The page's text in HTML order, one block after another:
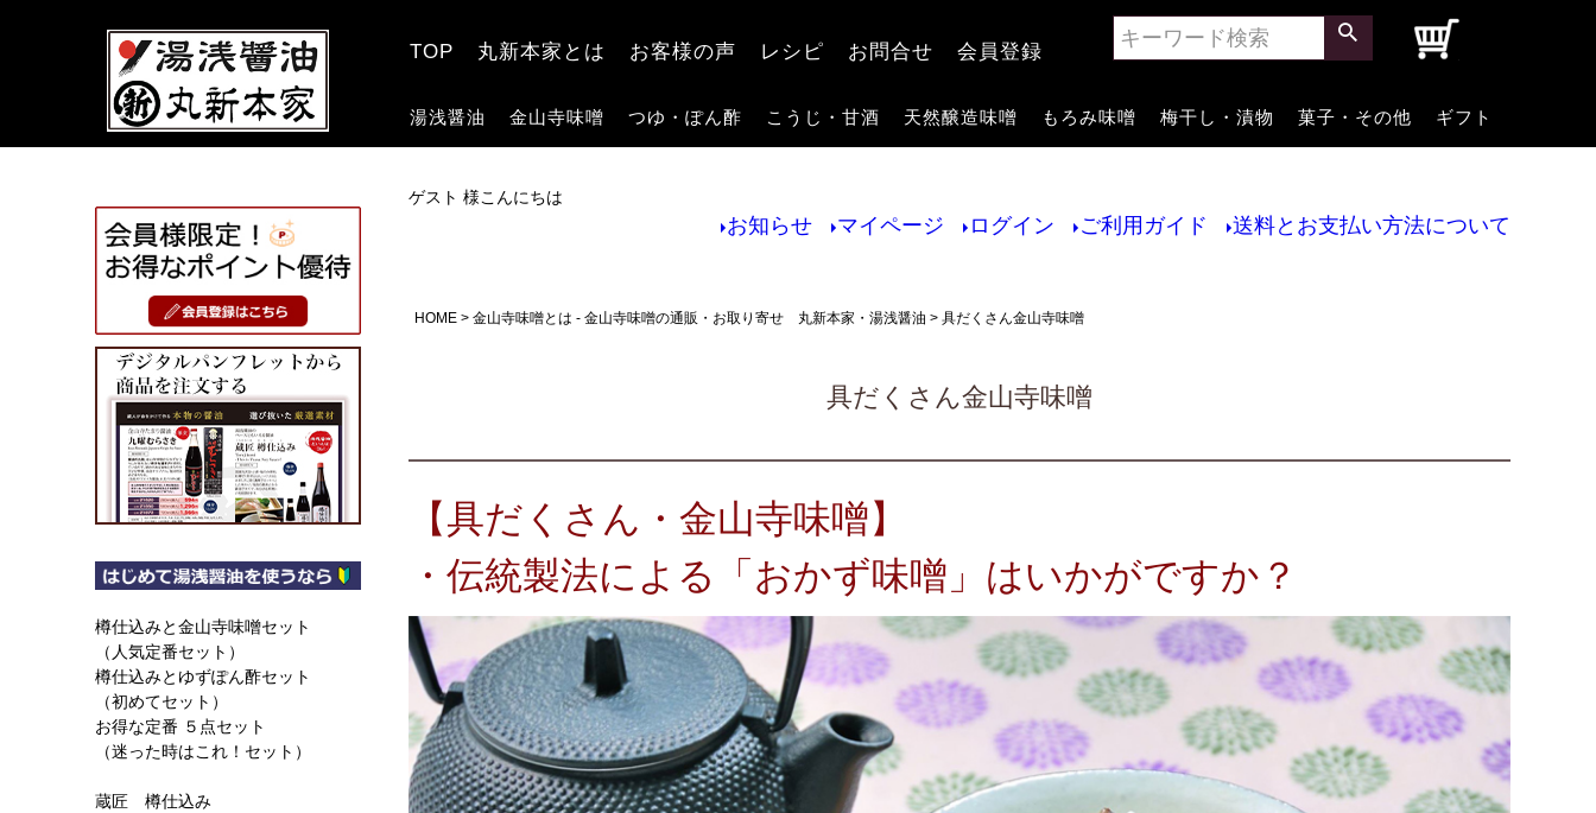
TOP 丸新本家とは お客様の声 レシピ お問合せ 会員登録
湯浅醤油 金山寺味噌 つゆ・ぽん酢 こうじ・甘酒 天然醸造味噌 もろみ味噌 梅干し・漬物 菓子・その他 ギフト
樽仕込みと金山寺味噌セット
（人気定番セット）
樽仕込みとゆずぽん酢セット
（初めてセット）
お得な定番 ５点セット
（迷った時はこれ！セット）
蔵匠 樽仕込み
ゲスト 様こんにちは
お知らせ マイページ ログイン ご利用ガイド 送料とお支払い方法について
HOME 金山寺味噌とは - 金山寺味噌の通販・お取り寄せ 丸新本家・湯浅醤油 具だくさん金山寺味噌
具だくさん金山寺味噌
【具だくさん・金山寺味噌】
・伝統製法による「おかず味噌」はいかがですか？